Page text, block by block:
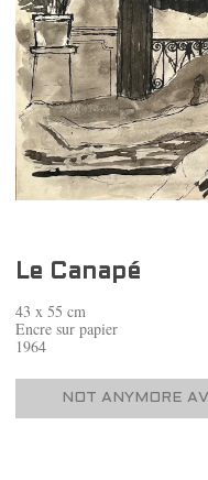
Le Canapé
43 x 55 cm
Encre sur papier
1964
NOT ANYMORE